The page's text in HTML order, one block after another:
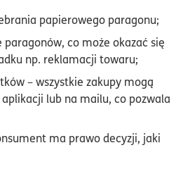
papierowego paragonu;
co może okazać się
np. reklamacji towaru;
– wszystkie zakupy mogą
lub na mailu, co pozwala
ma prawo decyzji, jaki